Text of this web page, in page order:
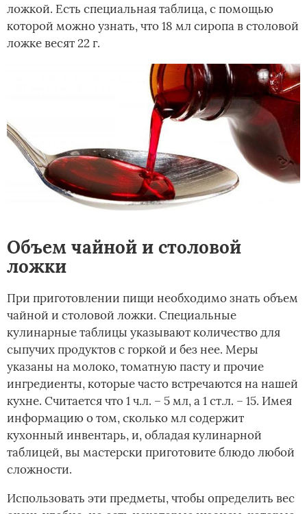
ложкой. Есть специальная таблица, с помощью
которой можно узнать, что 18 мл сиропа в столовой
ложке весят 22 г.
Объем чайной и столовой
ложки
При приготовлении пищи необходимо знать объем
чайной и столовой ложки. Специальные
кулинарные таблицы указывают количество для
сыпучих продуктов с горкой и без нее. Меры
указаны на молоко, томатную пасту и прочие
ингредиенты, которые часто встречаются на нашей
кухне. Считается что 1 ч.л. – 5 мл, а 1 ст.л. – 15. Имея
информацию о том, сколько мл содержит
кухонный инвентарь, и, обладая кулинарной
таблицей, вы мастерски приготовите блюдо любой
сложности.
Использовать эти предметы, чтобы определить вес